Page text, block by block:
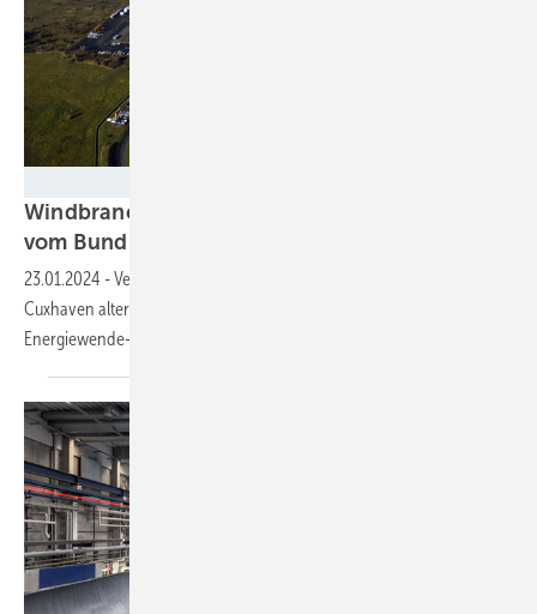
Windbranche fordert Hilfe für Hafenausbau
vom Bund
23.01.2024 -Verschiffung von Bauteilen für On- und Offshore über
Cuxhaven alternativlos: Bottleneck Tiefseehäfen könnte
Energiewende-Ziele des Bundes